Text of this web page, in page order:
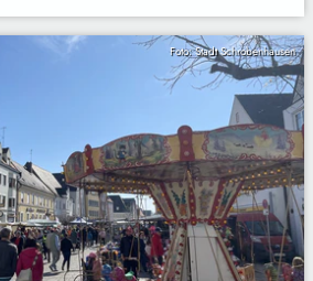
Foto: Stadt Schrobenhausen